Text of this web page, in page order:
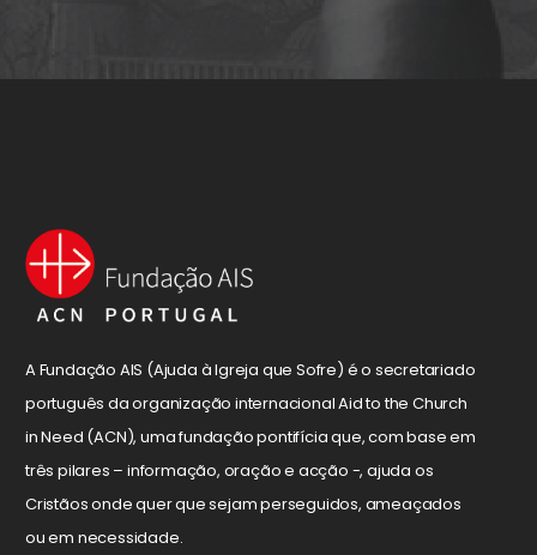
A Fundação AIS (Ajuda à Igreja que Sofre) é o secretariado
português da organização internacional Aid to the Church
in Need (ACN), uma fundação pontifícia que, com base em
três pilares – informação, oração e acção -, ajuda os
Cristãos onde quer que sejam perseguidos, ameaçados
ou em necessidade.